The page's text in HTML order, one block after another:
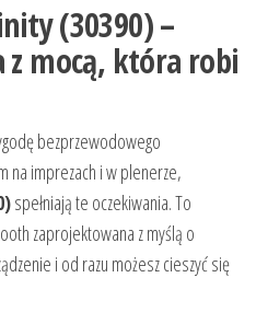
(30390) –
mocą, która robi
bezprzewodowego
na imprezach i w plenerze,
spełniają te oczekiwania. To
zaprojektowana z myślą o
i od razu możesz cieszyć się